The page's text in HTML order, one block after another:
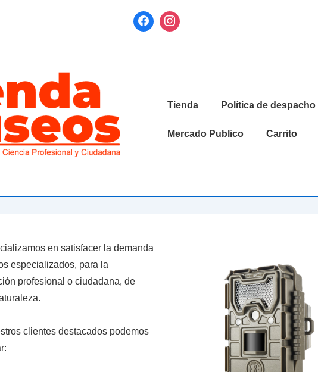
Navegación
Tienda Política de despacho
Mercado Publico Carrito
en satisfacer la demanda
especializados, para la
profesional o ciudadana, de
clientes destacados podemos